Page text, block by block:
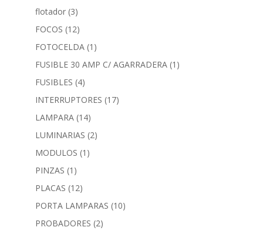
flotador (3)
FOCOS (12)
FOTOCELDA (1)
FUSIBLE 30 AMP C/ AGARRADERA (1)
FUSIBLES (4)
INTERRUPTORES (17)
LAMPARA (14)
LUMINARIAS (2)
MODULOS (1)
PINZAS (1)
PLACAS (12)
PORTA LAMPARAS (10)
PROBADORES (2)